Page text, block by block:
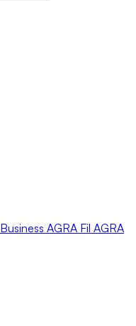
Business AGRA Fil AGRA